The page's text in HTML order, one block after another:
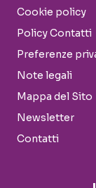
Cookie policy
Policy Contatti
Preferenze
Note legali
Mappa del Sito
Newsletter
Contatti